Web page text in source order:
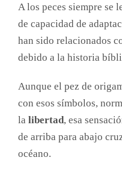
A los peces siempre se
de capacidad de
han sido relacionados
debido a la historia
Aunque el pez de
con esos símbolos,
la libertad, esa
de arriba para abajo
océano.